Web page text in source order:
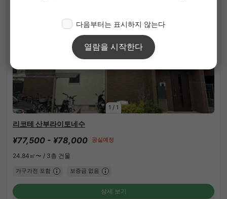
1 / 1
리코테 산부라이토네수
¥77,500 - ¥78,000 공실예정
24.84㎡〜 / 3층 건물
가구가전 포함 보증금 없음
상세 보기